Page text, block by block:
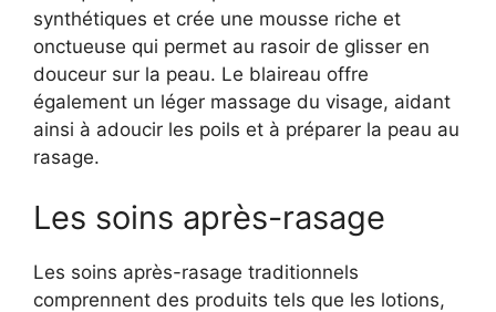
synthétiques et crée une mousse riche et
onctueuse qui permet au rasoir de glisser en
douceur sur la peau. Le blaireau offre
également un léger massage du visage, aidant
ainsi à adoucir les poils et à préparer la peau au
rasage.
Les soins après-rasage
Les soins après-rasage traditionnels
comprennent des produits tels que les lotions,